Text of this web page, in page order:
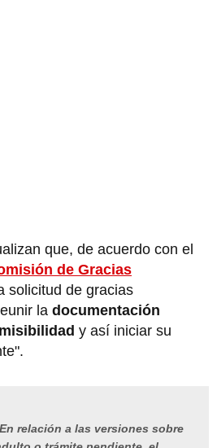
que, de acuerdo con el
de Gracias
solicitud de gracias
la documentación
y así iniciar su
En relación a las versiones sobre